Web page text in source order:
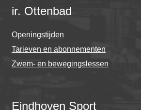
ir. Ottenbad
Openingstijden
Tarieven en abonnementen
Zwem- en bewegingslessen
Eindhoven Sport